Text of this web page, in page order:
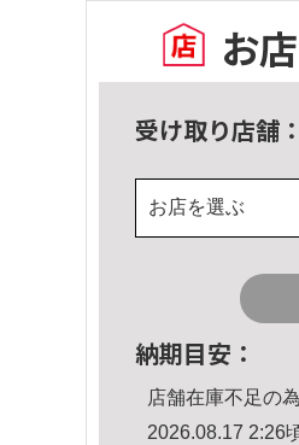
お
受け取り店舗：
お店を選ぶ
納期目安：
店舗在庫不足の
2026.08.17 2:26